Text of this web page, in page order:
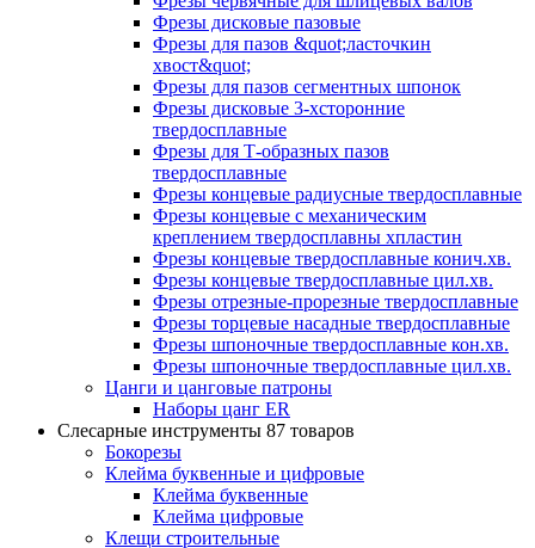
Фрезы дисковые пазовые
Фрезы для пазов &quot;ласточкин
хвост&quot;
Фрезы для пазов сегментных шпонок
Фрезы дисковые 3-хсторонние
твердосплавные
Фрезы для Т-образных пазов
твердосплавные
Фрезы концевые радиусные твердосплавные
Фрезы концевые с механическим
креплением твердосплавны хпластин
Фрезы концевые твердосплавные конич.хв.
Фрезы концевые твердосплавные цил.хв.
Фрезы отрезные-прорезные твердосплавные
Фрезы торцевые насадные твердосплавные
Фрезы шпоночные твердосплавные кон.хв.
Фрезы шпоночные твердосплавные цил.хв.
Цанги и цанговые патроны
Наборы цанг ER
Слесарные инструменты 87 товаров
Бокорезы
Клейма буквенные и цифровые
Клейма буквенные
Клейма цифровые
Клещи строительные